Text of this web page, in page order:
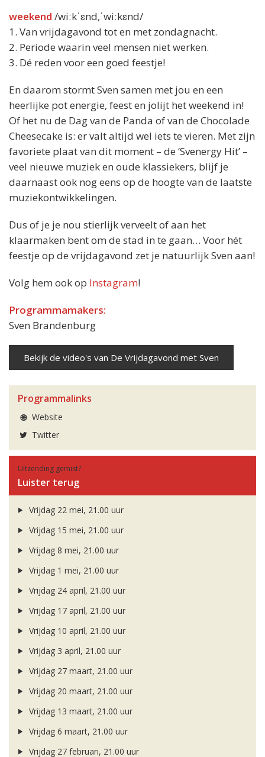
weekend /wiːkˈɛnd,ˈwiːkɛnd/
1. Van vrijdagavond tot en met zondagnacht.
2. Periode waarin veel mensen niet werken.
3. Dé reden voor een goed feestje!
En daarom stormt Sven samen met jou en een
heerlijke pot energie, feest en jolijt het weekend in!
Of het nu de Dag van de Panda of van de Chocolade
Cheesecake is: er valt altijd wel iets te vieren. Met zijn
favoriete plaat van dit moment – de ‘Svenergy Hit’ –
veel nieuwe muziek en oude klassiekers, blijf je
daarnaast ook nog eens op de hoogte van de laatste
muziekontwikkelingen.
Dus of je je nou stierlijk verveelt of aan het
klaarmaken bent om de stad in te gaan… Voor hét
feestje op de vrijdagavond zet je natuurlijk Sven aan!
Volg hem ook op Instagram!
Programmamakers:
Sven Brandenburg
Bekijk de video's van De Vrijdagavond met Sven
Programmalinks
Website
Twitter
Uitzending gemist?
Luister terug
Vrijdag 22 mei, 21.00 uur
Vrijdag 15 mei, 21.00 uur
Vrijdag 8 mei, 21.00 uur
Vrijdag 1 mei, 21.00 uur
Vrijdag 24 april, 21.00 uur
Vrijdag 17 april, 21.00 uur
Vrijdag 10 april, 21.00 uur
Vrijdag 3 april, 21.00 uur
Vrijdag 27 maart, 21.00 uur
Vrijdag 20 maart, 21.00 uur
Vrijdag 13 maart, 21.00 uur
Vrijdag 6 maart, 21.00 uur
Vrijdag 27 februari, 21.00 uur